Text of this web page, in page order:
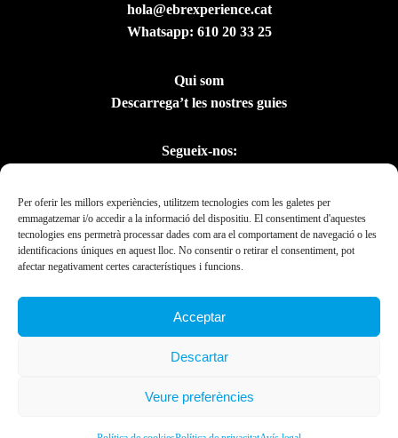
Per oferir les millors experiències, utilitzem tecnologies com les galetes per
emmagatzemar i/o accedir a la informació del dispositiu. El consentiment d'aquestes
tecnologies ens permetrà processar dades com ara el comportament de navegació o les
identificacions úniques en aquest lloc. No consentir o retirar el consentiment, pot
afectar negativament certes característiques i funcions.
Acceptar
Descartar
Veure preferències
hola@ebrexperience.cat
Whatsapp: 610 20 33 25
Qui som
Descarrega’t les nostres guies
Segueix-nos:
Presidència